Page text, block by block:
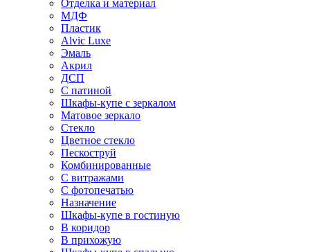
Отделка и материал
МДФ
Пластик
Alvic Luxe
Эмаль
Акрил
ДСП
С патиной
Шкафы-купе с зеркалом
Матовое зеркало
Стекло
Цветное стекло
Пескоструй
Комбинированные
С витражами
С фотопечатью
Назначение
Шкафы-купе в гостиную
В коридор
В прихожую